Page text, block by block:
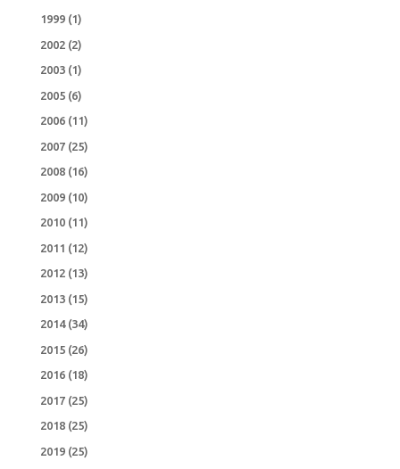
1999(1)
2002(2)
2003(1)
2005(6)
2006(11)
2007(25)
2008(16)
2009(10)
2010(11)
2011 (12)
2012(13)
2013(15)
2014(34)
2015(26)
2016(18)
2017(25)
2018(25)
2019(25)